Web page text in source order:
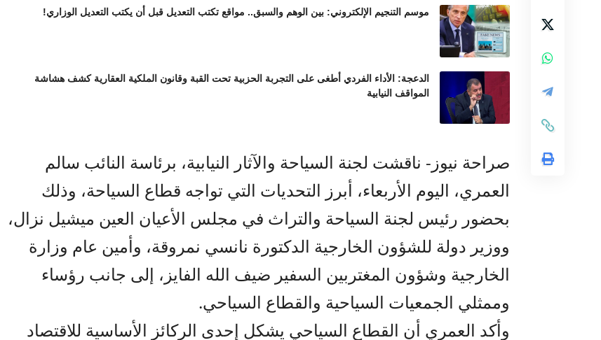
موسم التنجيم الإلكتروني: بين الوهم والسبق.. مواقع تكتب التعديل قبل أن يكتب التعديل الوزاري!
الدعجة: الأداء الفردي أطغى على التجربة الحزبية تحت القبة وقانون الملكية العقارية كشف هشاشة
المواقف النيابية
صراحة نيوز- ناقشت لجنة السياحة والآثار النيابية، برئاسة النائب سالم
العمري، اليوم الأربعاء، أبرز التحديات التي تواجه قطاع السياحة، وذلك
بحضور رئيس لجنة السياحة والتراث في مجلس الأعيان العين ميشيل نزال،
ووزير دولة للشؤون الخارجية الدكتورة نانسي نمروقة، وأمين عام وزارة
الخارجية وشؤون المغتربين السفير ضيف الله الفايز، إلى جانب رؤساء
وممثلي الجمعيات السياحية والقطاع السياحي.
وأكد العمري أن القطاع السياحي يشكل إحدى الركائز الأساسية للاقتصاد